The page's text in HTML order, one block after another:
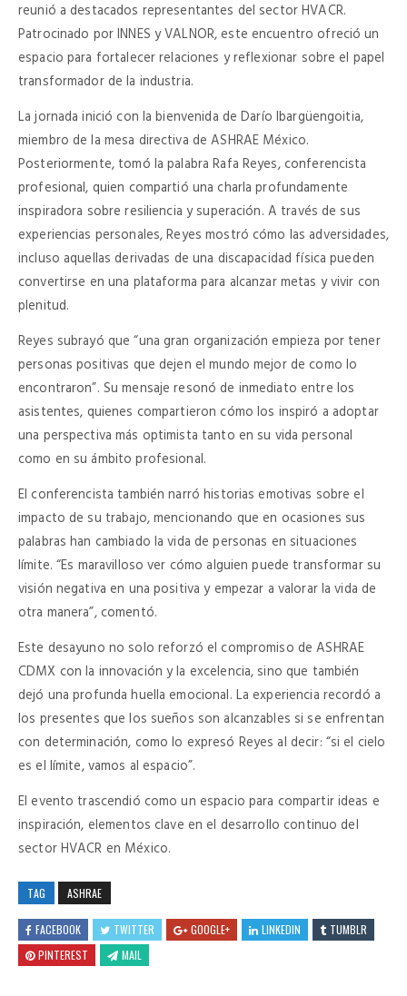
reunió a destacados representantes del sector HVACR.
Patrocinado por INNES y VALNOR, este encuentro ofreció un
espacio para fortalecer relaciones y reflexionar sobre el papel
transformador de la industria.
La jornada inició con la bienvenida de Darío Ibargüengoitia,
miembro de la mesa directiva de ASHRAE México.
Posteriormente, tomó la palabra Rafa Reyes, conferencista
profesional, quien compartió una charla profundamente
inspiradora sobre resiliencia y superación. A través de sus
experiencias personales, Reyes mostró cómo las adversidades,
incluso aquellas derivadas de una discapacidad física pueden
convertirse en una plataforma para alcanzar metas y vivir con
plenitud.
Reyes subrayó que “una gran organización empieza por tener
personas positivas que dejen el mundo mejor de como lo
encontraron”. Su mensaje resonó de inmediato entre los
asistentes, quienes compartieron cómo los inspiró a adoptar
una perspectiva más optimista tanto en su vida personal
como en su ámbito profesional.
El conferencista también narró historias emotivas sobre el
impacto de su trabajo, mencionando que en ocasiones sus
palabras han cambiado la vida de personas en situaciones
límite. “Es maravilloso ver cómo alguien puede transformar su
visión negativa en una positiva y empezar a valorar la vida de
otra manera”, comentó.
Este desayuno no solo reforzó el compromiso de ASHRAE
CDMX con la innovación y la excelencia, sino que también
dejó una profunda huella emocional. La experiencia recordó a
los presentes que los sueños son alcanzables si se enfrentan
con determinación, como lo expresó Reyes al decir: “si el cielo
es el límite, vamos al espacio”.
El evento trascendió como un espacio para compartir ideas e
inspiración, elementos clave en el desarrollo continuo del
sector HVACR en México.
TAG ASHRAE
FACEBOOK TWITTER GOOGLE+ LINKEDIN
TUMBLR
PINTEREST
MAIL